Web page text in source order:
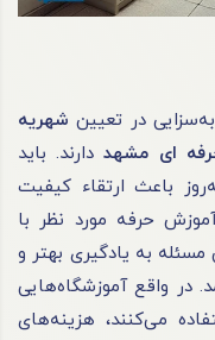
در تعیین شهریه
ای مشهددارند. باید
باعث ارتقاء کیفیت
حرفه مورد نظر با
به یادگیری بهتر و
در واقع آموزشگاه‌هایی
می‌کنند، هزینه‌های